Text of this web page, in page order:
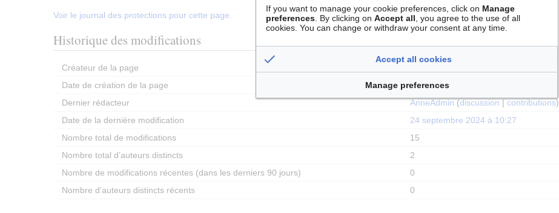
Voir le journal des protections pour cette page.
Historique des modifications
Créateur de la page
Date de création de la page
11 septembre 2017 à 14:26
Dernier rédacteur
AnneAdmin (discussion|contributions)
Date de la dernière modification
24 septembre 2024 à 10:27
Nombre total de modifications
15
Nombre total d’auteurs distincts
2
Nombre de modifications récentes (dans les derniers 90 jours)
0
Nombre d’auteurs distincts récents
0
If you want to manage your cookie preferences, click on Manage
preferences . By clicking on Accept all , you agree to the use of all
cookies. You can change or withdraw your consent at any time.
Accept all cookies
Manage preferences